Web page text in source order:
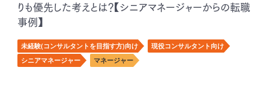
りも優先した考えとは？【シニアマネージャーからの転職
事例】
未経験(コンサルタントを目指す方)向け
現役コンサルタント向け
シニアマネージャー
マネージャー